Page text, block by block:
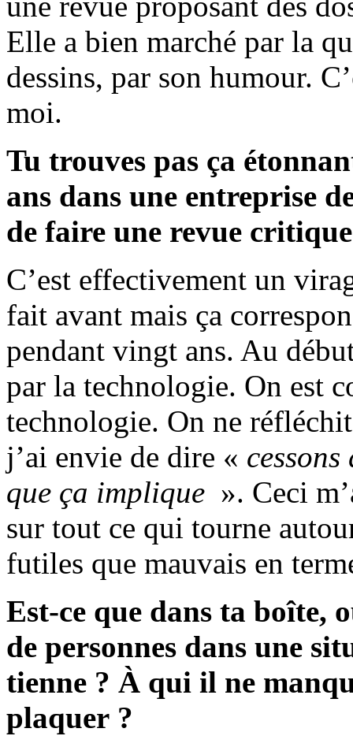
Elle a bien marché par la
dessins, par son humour.
moi.
Tu trouves pas ça
ans dans une entreprise
de faire une revue
C’est effectivement un
fait avant mais ça
pendant vingt ans. Au
par la technologie. On est
technologie. On ne réfléchit
j’ai envie de dire «
que ça implique ». Ceci
sur tout ce qui tourne
futiles que mauvais en
Est-ce que dans ta boîte,
de personnes dans une
tienne ? À qui il ne
plaquer ?